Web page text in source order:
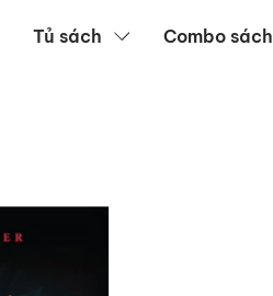
Tủ sách Combo sách